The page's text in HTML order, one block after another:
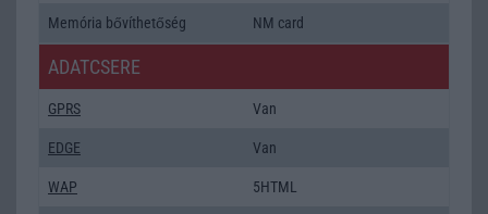
Memória bővíthetőség NM card
ADATCSERE
GPRS Van
EDGE Van
WAP 5HTML